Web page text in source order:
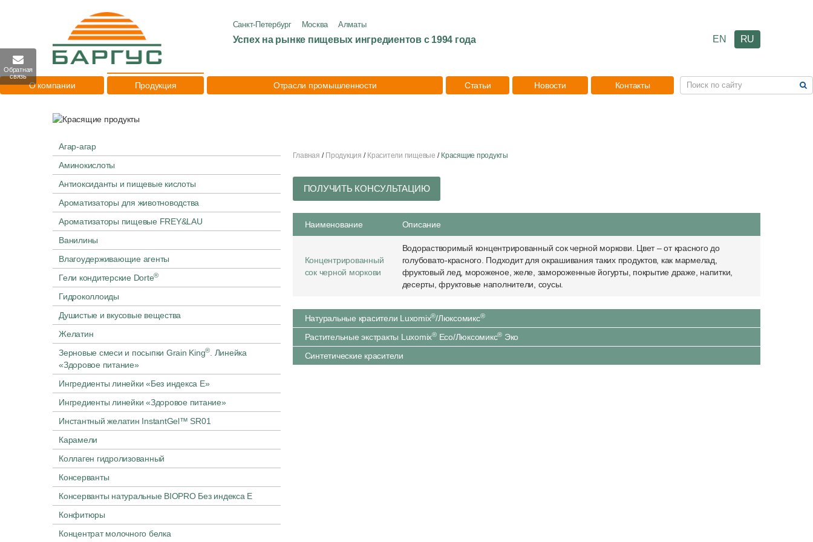
Санкт-Петербург Москва Алматы
Успех на рынке пищевых ингредиентов с 1994 года EN RU
О компании Продукция Отрасли промышленности Статьи Новости Контакты
Агар-агар
Аминокислоты
Антиоксиданты и пищевые кислоты
Ароматизаторы для животноводства
Ароматизаторы пищевые FREY&LAU
Ванилины
Влагоудерживающие агенты
Гели кондитерские Dorte®
Гидроколлоиды
Душистые и вкусовые вещества
Желатин
Зерновые смеси и посыпки Grain King®. Линейка
«Здоровое питание»
Ингредиенты линейки «Без индекса E»
Ингредиенты линейки «Здоровое питание»
Инстантный желатин InstantGel™ SR01
Карамели
Коллаген гидролизованный
Консерванты
Консерванты натуральные BIOPRO Без индекса Е
Конфитюры
Концентрат молочного белка
Главная Продукция Красители пищевые Красящие продукты
ПОЛУЧИТЬ КОНСУЛЬТАЦИЮ
Наименование Описание
Концентрированный
сок черной моркови
Водорастворимый концентрированный сок черной моркови. Цвет – от красного до
голубовато-красного. Подходит для окрашивания таких продуктов, как мармелад,
фруктовый лед, мороженое, желе, замороженные йогурты, покрытие драже, напитки,
десерты, фруктовые наполнители, соусы.
Натуральные красители Luxomix®/Люксомикс®
Растительные экстракты Luxomix®Eco/Люксомикс® Эко
Синтетические красители
Обратная
связь